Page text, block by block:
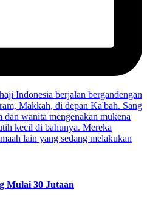
Mulai 30 Jutaan